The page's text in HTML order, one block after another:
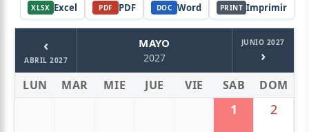
XLSX Excel PDF PDF DOC Word PRINT Imprimir
‹
ABRIL 2027
MAYO
2027
JUNIO 2027
›
LUN MAR MIE JUE VIE SAB DOM
1 2